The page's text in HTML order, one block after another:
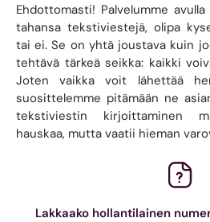
Ehdottomasti! Palvelumme
tahansa tekstiviestejä, olipa
tai ei. Se on yhtä joustava kuin
tehtävä tärkeä seikka: kaikki
Joten vaikka voit lähettää
suosittelemme pitämään ne
tekstiviestin kirjoittaminen
hauskaa, mutta vaatii hieman
Lakkaako hollantilainen